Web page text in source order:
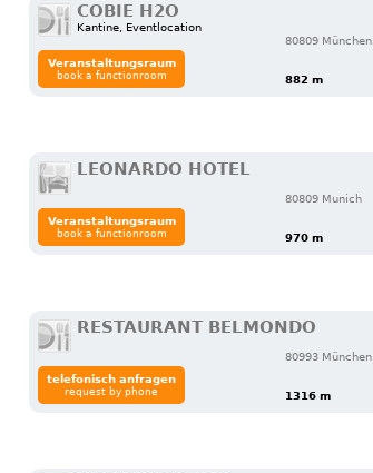
COBIE H2O
Kantine, Eventlocation
80809 München
882 m
Veranstaltungsraum
book a functionroom
LEONARDO HOTEL
80809 Munich
970 m
Veranstaltungsraum
book a functionroom
RESTAURANT BELMONDO
80993 München
1316 m
telefonisch anfragen
request by phone